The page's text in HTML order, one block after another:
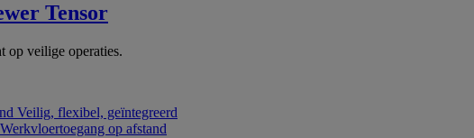
Tensor
op veilige operaties.
Veilig, flexibel, geïntegreerd
Werkvloertoegang op afstand